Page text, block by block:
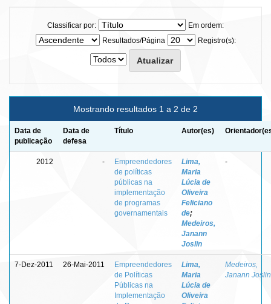
Classificar por:
Em ordem:
Resultados/Página
Registro(s):
Mostrando resultados 1 a 2 de 2
Data de
publicação
Data de
defesa
Título Autor(es)
2012 -
Empreendedores
de políticas
públicas na
implementação
de programas
governamentais
Lima,
Maria
Lúcia de
Oliveira
Feliciano
de;
Medeiros,
Janann
Joslin
-
7-Dez-2011 26-Mai-2011
Empreendedores
de Políticas
Públicas na
Implementação
Lima,
Maria
Lúcia de
Oliveira
Medeiros,
Janann Joslin